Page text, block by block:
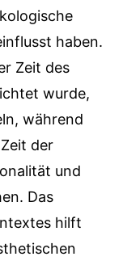
haben.
Zeit des
wurde,
während
der
und
Das
hilft